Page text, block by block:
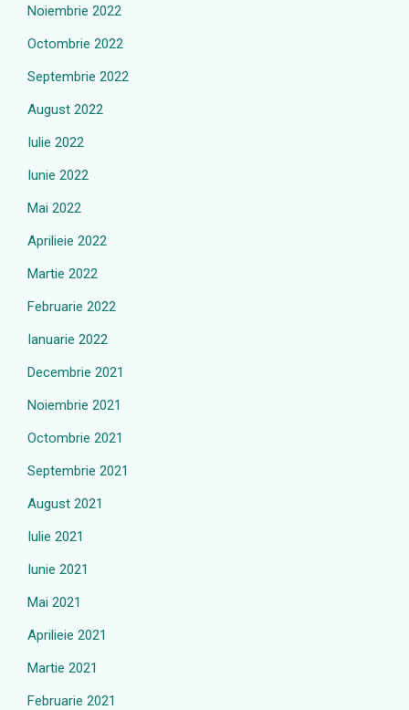
Noiembrie 2022
Octombrie 2022
Septembrie 2022
August 2022
Iulie 2022
Iunie 2022
Mai 2022
Aprilieie 2022
Martie 2022
Februarie 2022
Ianuarie 2022
Decembrie 2021
Noiembrie 2021
Octombrie 2021
Septembrie 2021
August 2021
Iulie 2021
Iunie 2021
Mai 2021
Aprilieie 2021
Martie 2021
Februarie 2021